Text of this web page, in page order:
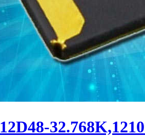
12D48-